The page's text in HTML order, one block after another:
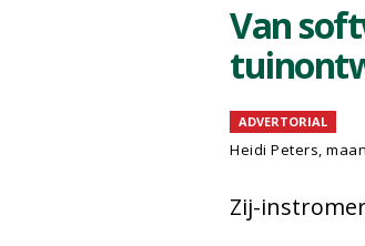
Van
ADVERTORIAL
Heidi Peters,
Zij-